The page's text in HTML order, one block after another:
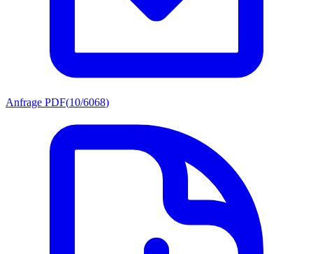
Anfrage PDF(10/6068)